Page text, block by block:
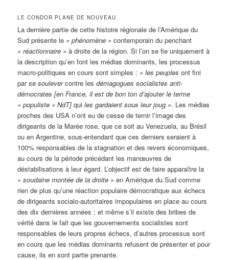
LE CONDOR PLANE DE NOUVEAU
La dernière partie de cette histoire régionale de l’Amérique du
Sud présente le «phénomène » contemporain du penchant
«réactionnaire » à droite de la région. Si l’on se fie uniquement à
la description qu’en font les médias dominants, les processus
macro-politiques en cours sont simples : «les peuples ont fini
parse soulevercontre lesdémagogues socialistes anti-
démocrates [en France, il est de bon ton d’ajouter le terme
« populiste » NdT] quiles gardaient sous leur joug ». Les médias
proches des USA n’ont eu de cesse de ternir l’image des
dirigeants de la Marée rose, que ce soit au Venezuela, au Brésil
ou en Argentine, sous-entendant que ces derniers seraient à
100% responsables de la stagnation et des revers économiques,
au cours de la période précédant les manœuvres de
déstabilisations à leur égard. L’objectif est de faire apparaître la
«soudaine montée de la droite » en Amérique du Sud comme
rien de plus qu’une réaction populaire démocratique aux échecs
de dirigeants socialo-autoritaires impopulaires en place au cours
des dix dernières années ; et même s’il existe des bribes de
vérité dans le fait que les gouvernements socialistes sont
responsables de leurs propres échecs, d’autres processus sont
en cours que les médias dominants refusent de présenter et pour
cause, ils en sont partie prenante.